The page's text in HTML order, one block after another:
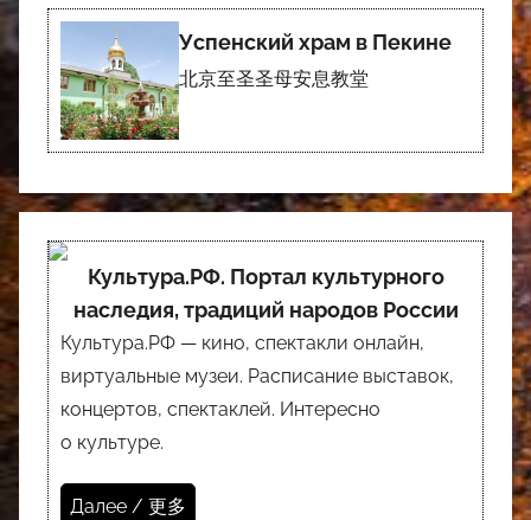
Успенский храм в Пекине
北京至圣圣母安息教堂
Культура.РФ. Портал культурного
наследия, традиций народов России
Культура.РФ — кино, спектакли онлайн,
виртуальные музеи. Расписание выставок,
концертов, спектаклей. Интересно
о культуре.
Далее / 更多